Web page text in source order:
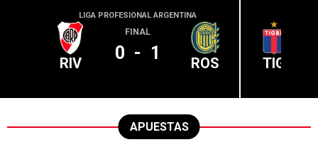
LIGA PROFESIONAL ARGENTINA
RIV
FINAL
0 - 1 ROS TIG
APUESTAS